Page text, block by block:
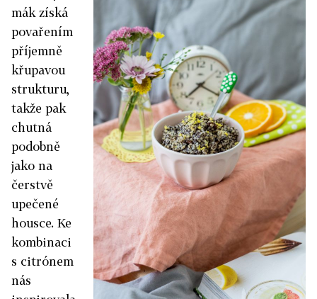
mák získá
povařením
příjemně
křupavou
strukturu,
takže pak
chutná
podobně
jako na
čerstvě
upečené
housce. Ke
kombinaci
s citrónem
nás